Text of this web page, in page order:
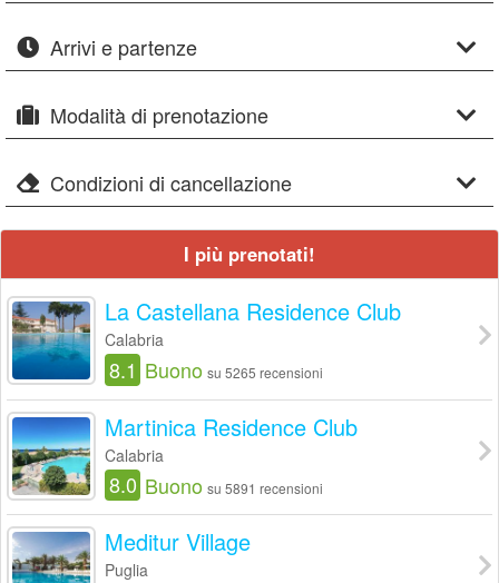
Arrivi e partenze
Modalità di prenotazione
Condizioni di cancellazione
I più prenotati!
La Castellana Residence Club
Calabria
8.1 Buono su 5265 recensioni
Martinica Residence Club
Calabria
8.0 Buono su 5891 recensioni
Meditur Village
Puglia